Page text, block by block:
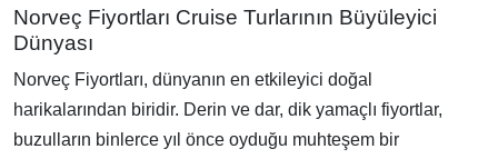
Norveç Fiyortları Cruise Turlarının Büyüleyici
Dünyası
Norveç Fiyortları, dünyanın en etkileyici doğal
harikalarından biridir. Derin ve dar, dik yamaçlı fiyortlar,
buzulların binlerce yıl önce oyduğu muhteşem bir